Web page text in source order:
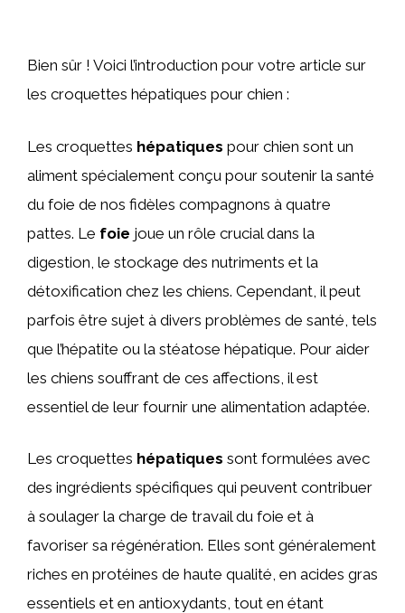
Bien sûr ! Voici l’introduction pour votre article sur
les croquettes hépatiques pour chien :
Les croquettes hépatiques pour chien sont un
aliment spécialement conçu pour soutenir la santé
du foie de nos fidèles compagnons à quatre
pattes. Le foie joue un rôle crucial dans la
digestion, le stockage des nutriments et la
détoxification chez les chiens. Cependant, il peut
parfois être sujet à divers problèmes de santé, tels
que l’hépatite ou la stéatose hépatique. Pour aider
les chiens souffrant de ces affections, il est
essentiel de leur fournir une alimentation adaptée.
Les croquettes hépatiques sont formulées avec
des ingrédients spécifiques qui peuvent contribuer
à soulager la charge de travail du foie et à
favoriser sa régénération. Elles sont généralement
riches en protéines de haute qualité, en acides gras
essentiels et en antioxydants, tout en étant